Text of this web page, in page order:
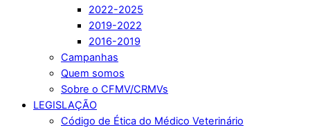
2022-2025
2019-2022
2016-2019
Campanhas
Quem somos
Sobre o CFMV/CRMVs
LEGISLAÇÃO
Código de Ética do Médico Veterinário